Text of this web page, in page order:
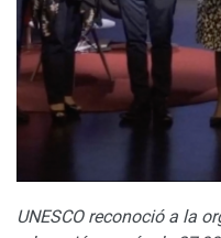
UNESCO reconoció a la